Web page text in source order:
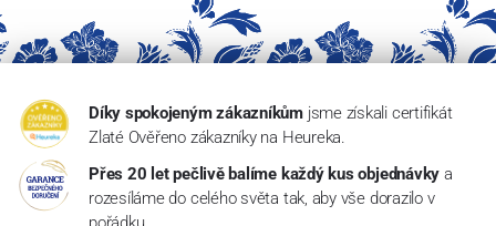
Díky spokojeným zákazníkům jsme získali certifikát
Zlaté Ověřeno zákazníky na Heureka.
Přes 20 let pečlivě balíme každý kus objednávky a
rozesíláme do celého světa tak, aby vše dorazilo v